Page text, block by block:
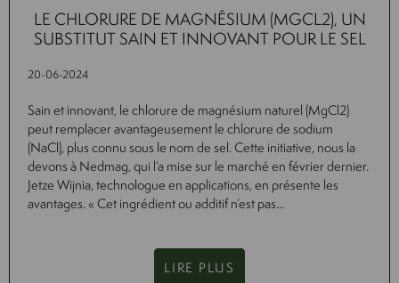
LE CHLORURE DE MAGNÉSIUM (MGCL2), UN
SUBSTITUT SAIN ET INNOVANT POUR LE SEL
20-06-2024
Sain et innovant, le chlorure de magnésium naturel (MgCl2)
peut remplacer avantageusement le chlorure de sodium
(NaCl), plus connu sous le nom de sel. Cette initiative, nous la
devons à Nedmag, qui l’a mise sur le marché en février dernier.
Jetze Wijnia, technologue en applications, en présente les
avantages. « Cet ingrédient ou additif n’est pas...
LIRE PLUS